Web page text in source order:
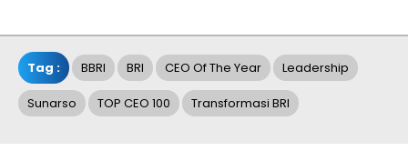
Tag : BBRI BRI CEO Of The Year Leadership
Sunarso TOP CEO 100 Transformasi BRI